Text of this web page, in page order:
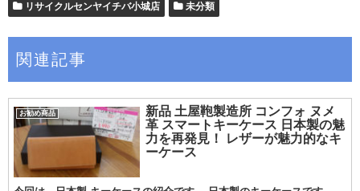
リサイクルセンヤイチバ小城店 未分類
関連記事
お勧め商品
新品 土屋鞄製造所 コンフォ ヌメ
革 スマートキーケース 日本製の魅
力を再発見！ レザーが魅力的なキ
ーケース